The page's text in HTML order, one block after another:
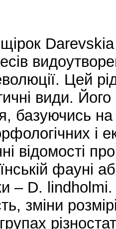
Цей
види.
базуючись на
і
відомості
фауні
– D.
зміни
групах